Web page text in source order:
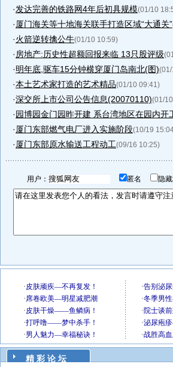
·发达完善的铁路网4年后初具规模(01/10
· 厦门海关等十地海关联手打造区域“大通关”
·火箭逆转擒公牛(01/10 10:59)
· 房地产:历史性超额回报来临 13只股评级
·明年底,驱车15分钟横穿厦门岛南北(图)
·本土艺术家打造的艺术精品(01/10 09:41)
·深交所上市公司公告信息(20070110)(01/
·园博园金门园昨开建 系台湾地区在园内开
· 厦门东部燃气电厂进入实施阶段(10/19
· 厦门东部原水输送工程动工(09/16 10:25)
用户： 匿名 隐
精 彩 论 坛